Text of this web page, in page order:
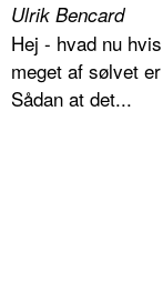
Ulrik Bencard
Hej - hvad nu
meget af sølvet
Sådan at det...